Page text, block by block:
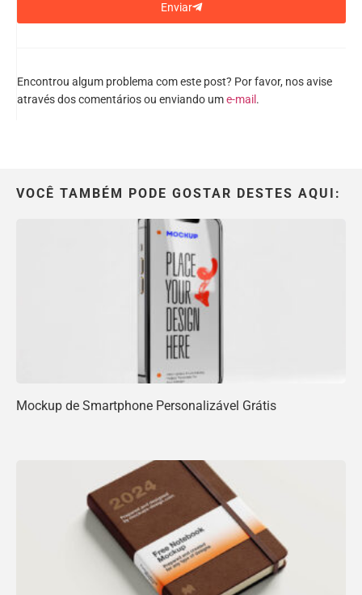
Enviar
Encontrou algum problema com este post? Por favor, nos avise
através dos comentários ou enviando ume-mail .
VOCÊ TAMBÉM PODE GOSTAR DESTES AQUI:
Mockup de Smartphone Personalizável Grátis